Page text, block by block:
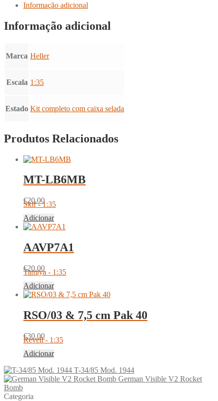
Informação adicional
Informação adicional
Marca Heller
Escala 1:35
Estado Kit completo com caixa selada
Produtos Relacionados
MT-LB6MB
€20.00
Skif - 1:35
Adicionar
AAVP7A1
€20.00
Tamiya - 1:35
Adicionar
RSO/03 & 7,5 cm Pak 40
€30.00
Revell - 1:35
Adicionar
T-34/85 Mod. 1944
German Visible V2 Rocket
Bomb
Categoria